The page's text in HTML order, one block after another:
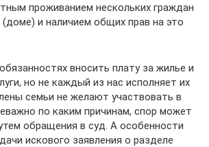
проживанием нескольких граждан
(доме) и наличием общих прав на это
вносить плату за жилье и
но не каждый из нас исполняет их
семьи не желают участвовать в
по каким причинам, спор может
обращения в суд. А особенности
искового заявления о разделе